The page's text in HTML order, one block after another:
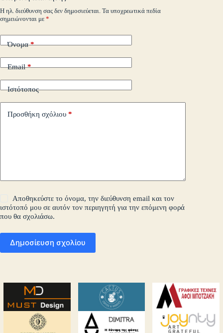
m
εί
Η ηλ. διεύθυνση σας δεν δημοσιεύεται. Τα υποχρεωτικά πεδία
σημειώνονται με *
Όνομα*
Email*
Ιστότοπος
Προσθήκη σχόλιου *
Αποθηκεύστε το όνομα, την διεύθυνση email και τον
ιστότοπό μου σε αυτόν τον περιηγητή για την επόμενη φορά
που θα σχολιάσω.
Δημοσίευση σχολίου